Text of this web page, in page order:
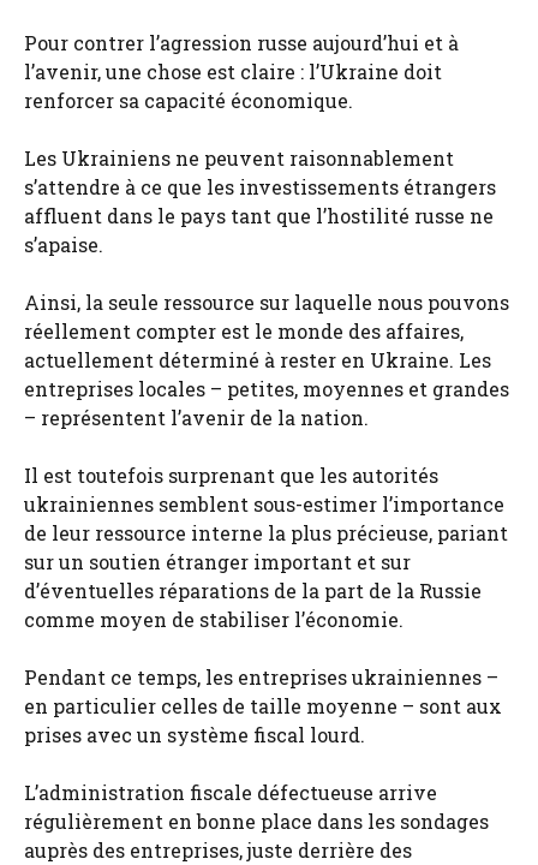
Pour contrer l’agression russe aujourd’hui et à
l’avenir, une chose est claire : l’Ukraine doit
renforcer sa capacité économique.
Les Ukrainiens ne peuvent raisonnablement
s’attendre à ce que les investissements étrangers
affluent dans le pays tant que l’hostilité russe ne
s’apaise.
Ainsi, la seule ressource sur laquelle nous pouvons
réellement compter est le monde des affaires,
actuellement déterminé à rester en Ukraine. Les
entreprises locales – petites, moyennes et grandes
– représentent l’avenir de la nation.
Il est toutefois surprenant que les autorités
ukrainiennes semblent sous-estimer l’importance
de leur ressource interne la plus précieuse, pariant
sur un soutien étranger important et sur
d’éventuelles réparations de la part de la Russie
comme moyen de stabiliser l’économie.
Pendant ce temps, les entreprises ukrainiennes –
en particulier celles de taille moyenne – sont aux
prises avec un système fiscal lourd.
L’administration fiscale défectueuse arrive
régulièrement en bonne place dans les sondages
auprès des entreprises, juste derrière des